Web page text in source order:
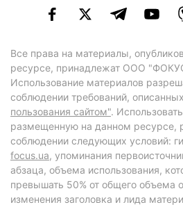
Все права на материалы,
ресурсе, принадлежат ООО
Использование материалов
соблюдении требований,
пользования сайтом".
размещенную на данном ресурсе,
соблюдении следующих условий:
focus.ua, упоминания
абзаца, объема использования,
превышать 50% от общего объема
изменения заголовка и лида